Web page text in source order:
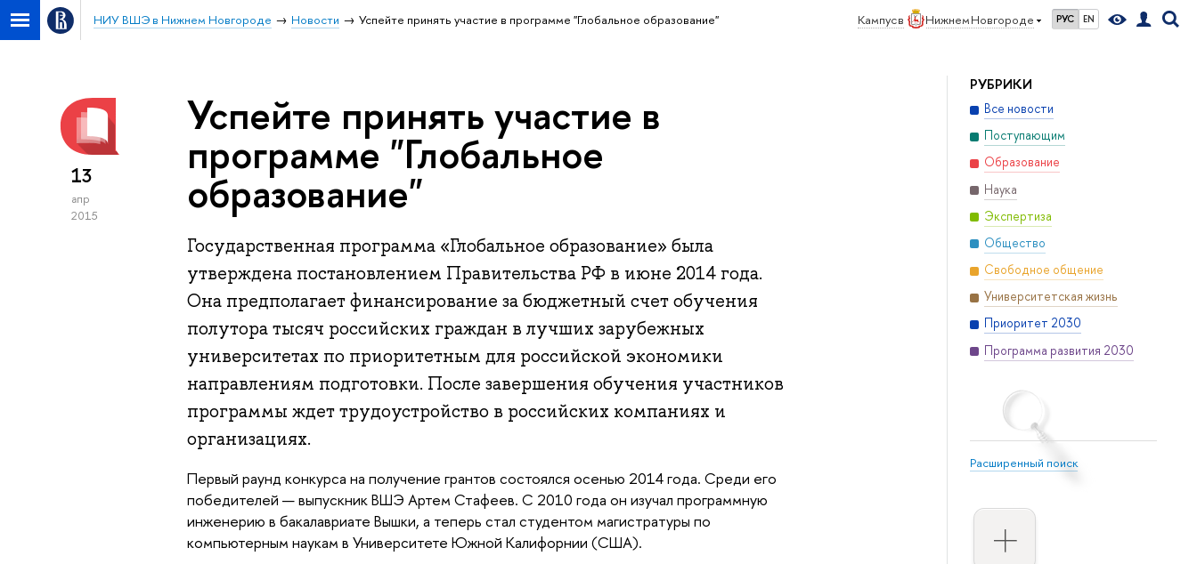
Кампус в Нижнем Новгороде РУС EN
НИУ ВШЭ в Нижнем Новгороде Новости Успейте принять участие в программе "Глобальное образование"
РУБРИКИ
Все новости
Поступающим
Образование
Наука
Экспертиза
Общество
Свободное общение
Университетская жизнь
Приоритет 2030
Программа развития 2030
Расширенный поиск
13
апр
2015
Успейте принять участие в
программе "Глобальное
образование"
Государственная программа «Глобальное образование» была
утверждена постановлением Правительства РФ в июне 2014 года.
Она предполагает финансирование за бюджетный счет обучения
полутора тысяч российских граждан в лучших зарубежных
университетах по приоритетным для российской экономики
направлениям подготовки. После завершения обучения участников
программы ждет трудоустройство в российских компаниях и
организациях.
Первый раунд конкурса на получение грантов состоялся осенью 2014 года. Среди его
победителей — выпускник ВШЭ Артем Стафеев. С 2010 года он изучал программную
инженерию в бакалавриате Вышки, а теперь стал студентом магистратуры по
компьютерным наукам в Университете Южной Калифорнии (США).